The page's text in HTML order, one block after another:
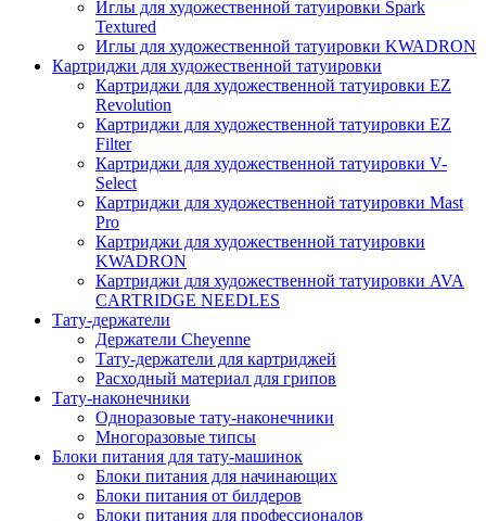
Иглы для художественной татуировки Spark
Textured
Иглы для художественной татуировки KWADRON
Картриджи для художественной татуировки
Картриджи для художественной татуировки EZ
Revolution
Картриджи для художественной татуировки EZ
Filter
Картриджи для художественной татуировки V-
Select
Картриджи для художественной татуировки Mast
Pro
Картриджи для художественной татуировки
KWADRON
Картриджи для художественной татуировки AVA
CARTRIDGE NEEDLES
Тату-держатели
Держатели Cheyenne
Тату-держатели для картриджей
Расходный материал для грипов
Тату-наконечники
Одноразовые тату-наконечники
Многоразовые типсы
Блоки питания для тату-машинок
Блоки питания для начинающих
Блоки питания от билдеров
Блоки питания для профессионалов